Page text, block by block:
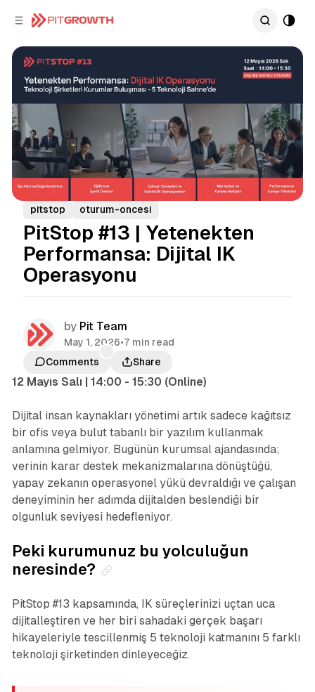
pitstop oturum-oncesi
PitStop #13 | Yetenekten
Performansa: Dijital IK
Operasyonu
by Pit Team
May 1, 2026•7 min read
Comments
Share
12 Mayıs Salı | 14:00 - 15:30 (Online)
Dijital insan kaynakları yönetimi artık sadece kağıtsız
bir ofis veya bulut tabanlı bir yazılım kullanmak
anlamına gelmiyor. Bugünün kurumsal ajandasında;
verinin karar destek mekanizmalarına dönüştüğü,
yapay zekanın operasyonel yükü devraldığı ve çalışan
deneyiminin her adımda dijitalden beslendiği bir
olgunluk seviyesi hedefleniyor.
Peki kurumunuz bu yolculuğun
neresinde?
PitStop #13 kapsamında, IK süreçlerinizi uçtan uca
dijitalleştiren ve her biri sahadaki gerçek başarı
hikayeleriyle tescillenmiş 5 teknoloji katmanını 5 farklı
teknoloji şirketinden dinleyeceğiz.